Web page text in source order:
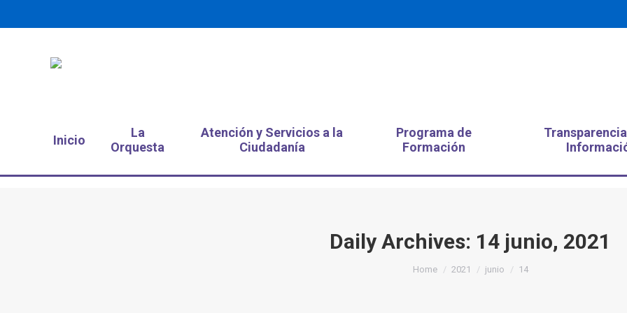
Inicio
La
Orquesta
Atención y Servicios a la
Ciudadanía
Programa de
Formación
Daily Archives: 14 junio, 2021
You are here:
Home 2021 junio 14